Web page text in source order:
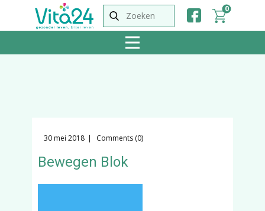
0
30 mei 2018 Comments (0)
Bewegen Blok